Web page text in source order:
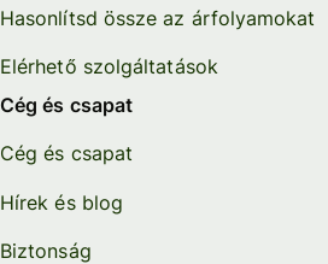
Hasonlítsd össze az árfolyamokat
Elérhető szolgáltatások
Cég és csapat
Cég és csapat
Hírek és blog
Biztonság